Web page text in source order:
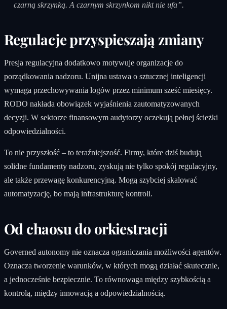
czarną skrzynką. A czarnym skrzynkom nikt nie ufa”.
Regulacje przyspieszają zmiany
Presja regulacyjna dodatkowo motywuje organizacje do
porządkowania nadzoru. Unijna ustawa o sztucznej inteligencji
wymaga przechowywania logów przez minimum sześć miesięcy.
RODO nakłada obowiązek wyjaśnienia zautomatyzowanych
decyzji. W sektorze finansowym audytorzy oczekują pełnej ścieżki
odpowiedzialności.
To nie przyszłość – to teraźniejszość. Firmy, które dziś budują
solidne fundamenty nadzoru, zyskują nie tylko spokój regulacyjny,
ale także przewagę konkurencyjną. Mogą szybciej skalować
automatyzację, bo mają infrastrukturę kontroli.
Od chaosu do orkiestracji
Governed autonomy nie oznacza ograniczania możliwości agentów.
Oznacza tworzenie warunków, w których mogą działać skutecznie,
a jednocześnie bezpiecznie. To równowaga między szybkością a
kontrolą, między innowacją a odpowiedzialnością.